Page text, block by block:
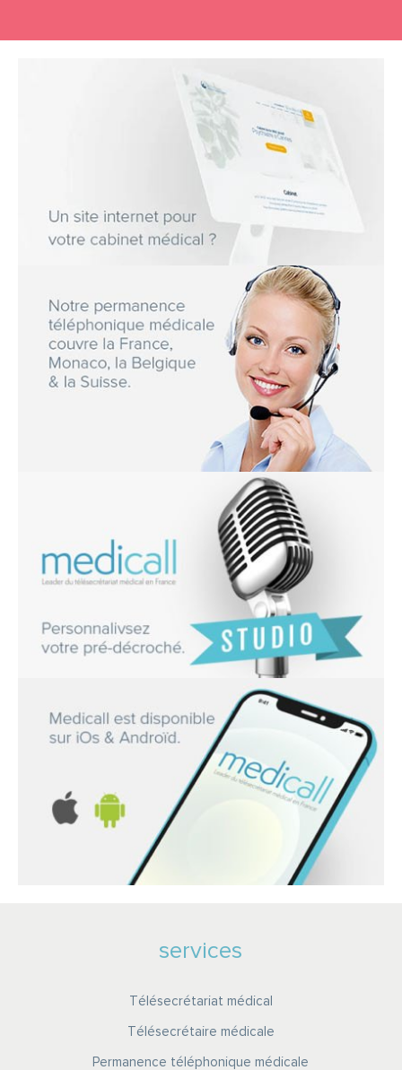
services
Télésecrétariat médical
Télésecrétaire médicale
Permanence téléphonique médicale